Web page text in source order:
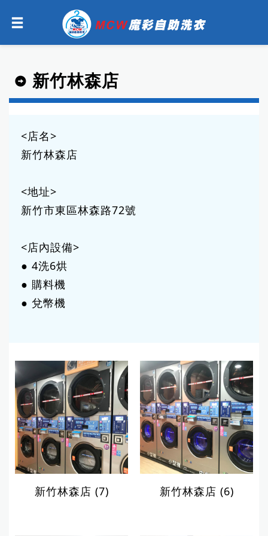
新竹林森店
<店名>
新竹林森店
<地址>
新竹市東區林森路72號
<店內設備>
● 4洗6烘
● 購料機
● 兌幣機
新竹林森店 (7) 新竹林森店 (6)